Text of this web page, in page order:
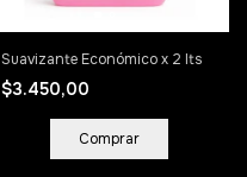
Suavizante Económico x 2 lts
$3.450,00
Comprar